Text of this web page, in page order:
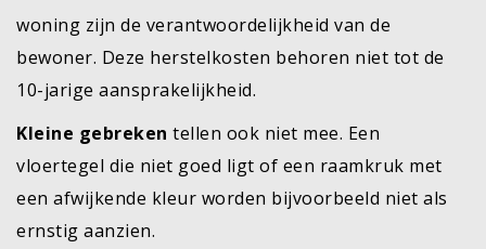
woning zijn de verantwoordelijkheid van de
bewoner. Deze herstelkosten behoren niet tot de
10-jarige aansprakelijkheid.
Kleine gebreken tellen ook niet mee. Een
vloertegel die niet goed ligt of een raamkruk met
een afwijkende kleur worden bijvoorbeeld niet als
ernstig aanzien.